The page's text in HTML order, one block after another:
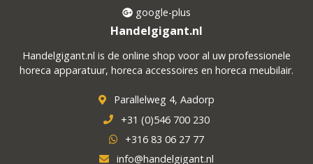
google-plus
Handelgigant.nl
Handelgigant.nl is de online shop voor al uw professionele
horeca apparatuur, horeca accessoires en horeca meubilair.
Parallelweg 4, Aadorp
+31 (0)546 700 230
+316 83 06 27 77
info@handelgigant.nl